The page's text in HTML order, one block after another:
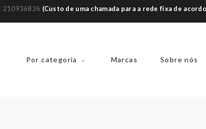
210936826 (Custo de uma chamada para a rede fixa de
Por categoria Marcas Sobre nós